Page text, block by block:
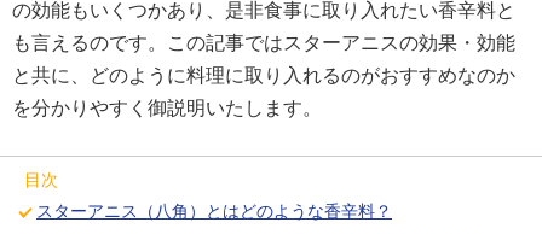
の効能もいくつかあり、是非食事に取り入れたい香辛料と
も言えるのです。この記事ではスターアニスの効果・効能
と共に、どのように料理に取り入れるのがおすすめなのか
を分かりやすく御説明いたします。
目次
スターアニス（八角）とはどのような香辛料？